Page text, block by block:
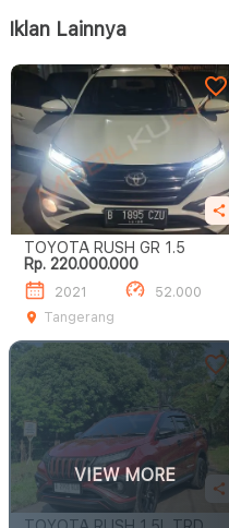
Iklan Lainnya
TOYOTA RUSH GR 1.5
Rp. 220.000.000
2021
52.000
Tangerang
VIEW MORE